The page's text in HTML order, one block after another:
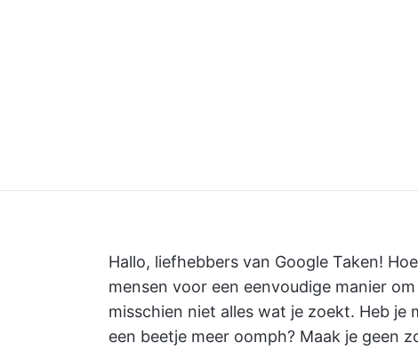
Hallo, liefhebbers van Google Taken!
mensen voor een eenvoudige manier
misschien niet alles wat je zoekt. Heb
een beetje meer oomph? Maak je geen